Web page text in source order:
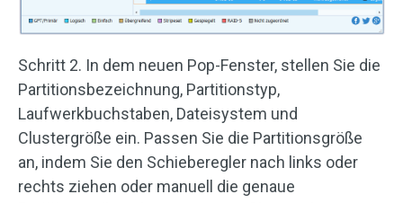
Schritt 2. In dem neuen Pop-Fenster, stellen Sie die
Partitionsbezeichnung, Partitionstyp,
Laufwerkbuchstaben, Dateisystem und
Clustergröße ein. Passen Sie die Partitionsgröße
an, indem Sie den Schieberegler nach links oder
rechts ziehen oder manuell die genaue